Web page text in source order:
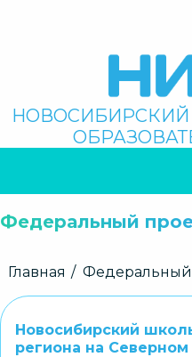
Поиск
НАВИГАЦИЯ
Федеральный
Строка
Главная Федеральный
Новосибирский
региона на